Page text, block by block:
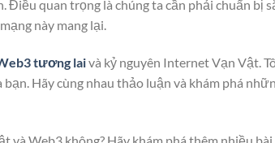
quan trọng là chúng ta cần phải chuẩn bị
này mang lại.
tương laivà kỷ nguyên Internet Vạn Vật.
Hãy cùng nhau thảo luận và khám phá